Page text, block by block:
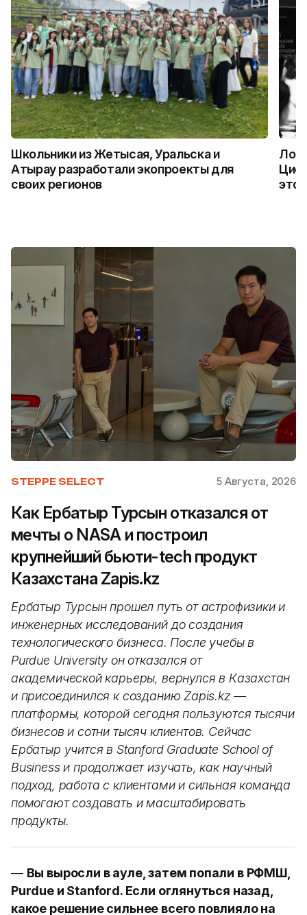
Школьники из Жетысая, Уральска и
Атырау разработали экопроекты для
своих регионов
это
STEPPE SELECT 5 Августа, 2026
Как Ербатыр Турсын отказался от
мечты о NASA и построил
крупнейший бьюти-tech продукт
Казахстана Zapis.kz
Ербатыр Турсын прошел путь от астрофизики и
инженерных исследований до создания
технологического бизнеса. После учебы в
Purdue University он отказался от
академической карьеры, вернулся в Казахстан
и присоединился к созданию Zapis.kz —
платформы, которой сегодня пользуются тысячи
бизнесов и сотни тысяч клиентов. Сейчас
Ербатыр учится в Stanford Graduate School of
Business и продолжает изучать, как научный
подход, работа с клиентами и сильная команда
помогают создавать и масштабировать
продукты.
— Вы выросли в ауле, затем попали в РФМШ,
Purdue и Stanford. Если оглянуться назад,
какое решение сильнее всего повлияло на